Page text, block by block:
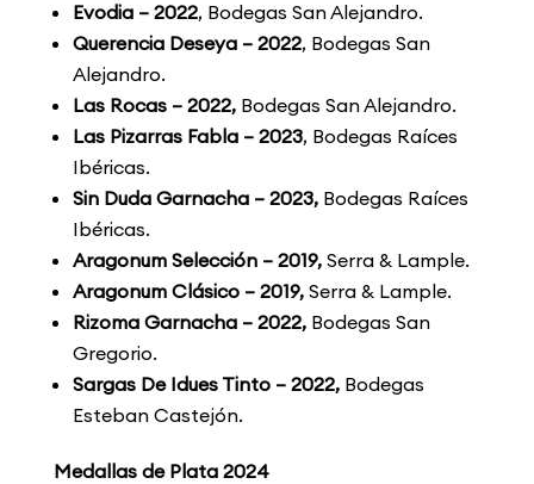
Evodia – 2022, Bodegas San Alejandro.
Querencia Deseya – 2022, Bodegas San
Alejandro.
Las Rocas – 2022, Bodegas San Alejandro.
Las Pizarras Fabla – 2023, Bodegas Raíces
Ibéricas.
Sin Duda Garnacha – 2023,Bodegas Raíces
Ibéricas.
Aragonum Selección – 2019,Serra & Lample.
Aragonum Clásico – 2019,Serra & Lample.
Rizoma Garnacha – 2022,Bodegas San
Gregorio.
Sargas De Idues Tinto – 2022,Bodegas
Esteban Castejón.
Medallas de Plata 2024